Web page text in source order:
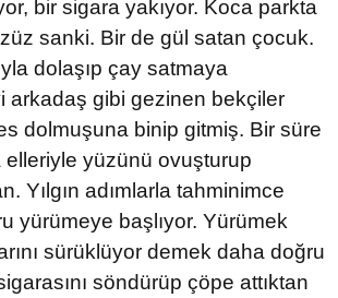
bir sigara yakıyor. Koca parkta
sanki. Bir de gül satan çocuk.
dolaşıp çay satmaya
arkadaş gibi gezinen bekçiler
dolmuşuna binip gitmiş. Bir süre
yüzünü ovuşturup
Yılgın adımlarla tahminimce
yürümeye başlıyor. Yürümek
sürüklüyor demek daha doğru
söndürüp çöpe attıktan